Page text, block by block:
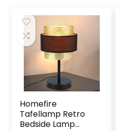
Homefire
Tafellamp Retro
Bedside Lamp